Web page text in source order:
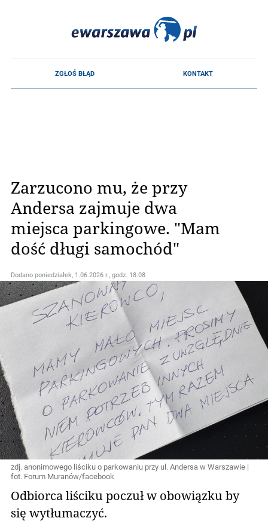
Zarzucono mu, że przy
Andersa zajmuje dwa
miejsca parkingowe. "Mam
dość długi samochód"
Dodano poniedziałek, 1.06.2026 r., godz. 18.08
zdj. anonimowego liściku o parkowaniu przy ul. Andersa w Warszawie |
fot. Forum Muranów/facebook
Odbiorca liściku poczuł w obowiązku by
się wytłumaczyć.